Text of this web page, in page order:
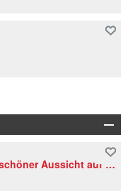
Eventraum Zelglihof mit schöner Aussicht auf See